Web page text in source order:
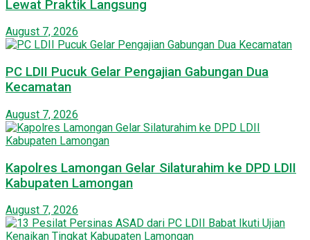
Lewat Praktik Langsung
August 7, 2026
PC LDII Pucuk Gelar Pengajian Gabungan Dua
Kecamatan
August 7, 2026
Kapolres Lamongan Gelar Silaturahim ke DPD LDII
Kabupaten Lamongan
August 7, 2026